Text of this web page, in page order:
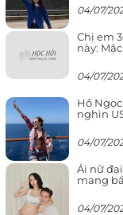
04/07/
Chị em
này:
04/07/
Hồ
nghìn
04/07/
Ái nữ
mang
04/07/